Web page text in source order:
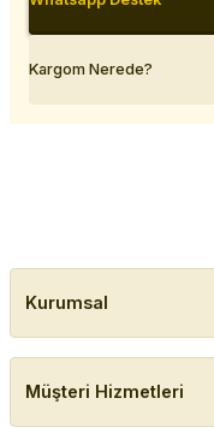
Kargom Nerede?
Kurumsal
Müşteri Hizmetleri